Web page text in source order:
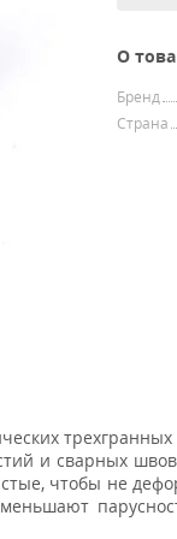
О
Бренд
Страна
и сварных
чтобы не